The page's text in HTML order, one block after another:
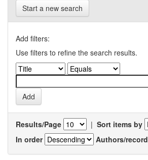
Start a new search
Add filters:
Use filters to refine the search results.
Results/Page | Sort items by
In order
Authors/record